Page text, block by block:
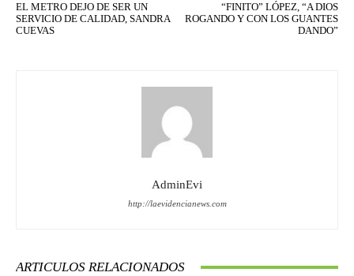
EL METRO DEJO DE SER UN
SERVICIO DE CALIDAD, SANDRA
CUEVAS
“FINITO” LÓPEZ, “A DIOS
ROGANDO Y CON LOS GUANTES
DANDO”
AdminEvi
http://laevidencianews.com
ARTICULOS RELACIONADOS